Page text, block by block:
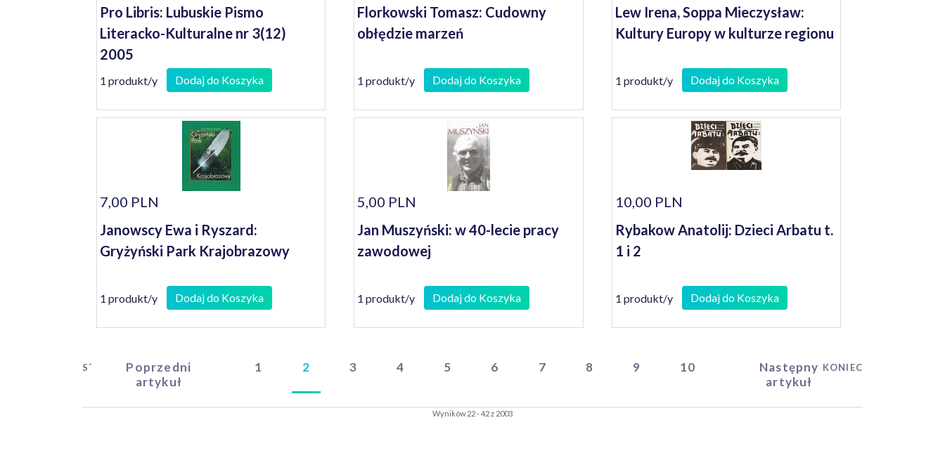
Pro Libris: Lubuskie Pismo
Literacko-Kulturalne nr 3(12)
2005
1 produkt/y Dodaj do Koszyka
Florkowski Tomasz: Cudowny
obłędzie marzeń
1 produkt/y Dodaj do Koszyka
Lew Irena, Soppa Mieczysław:
Kultury Europy w kulturze regionu
1 produkt/y Dodaj do Koszyka
7,00 PLN
Janowscy Ewa i Ryszard:
Gryżyński Park Krajobrazowy
1 produkt/y Dodaj do Koszyka
5,00 PLN
Jan Muszyński: w 40-lecie pracy
zawodowej
1 produkt/y Dodaj do Koszyka
10,00 PLN
Rybakow Anatolij: Dzieci Arbatu t.
1 i 2
1 produkt/y Dodaj do Koszyka
START
Poprzedni
artykuł
1 2 3 4 5 6 7 8 9 10
Następny
artykuł
KONIEC
Wyników 22 - 42 z 2003